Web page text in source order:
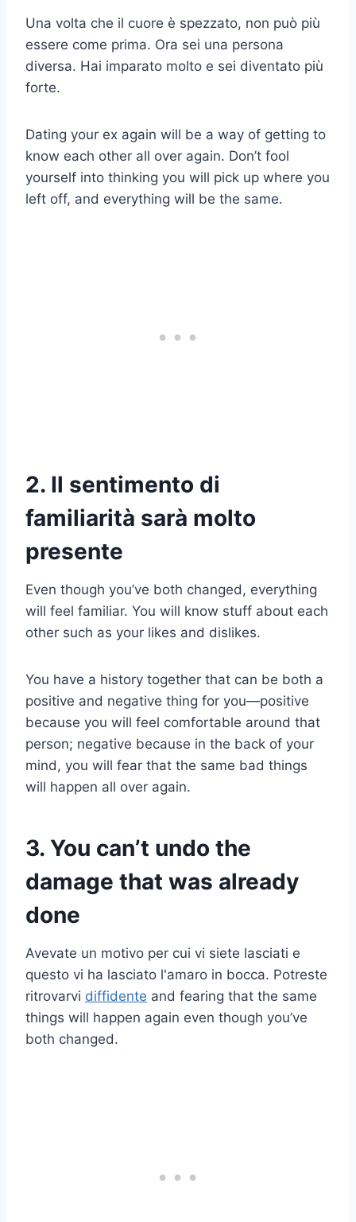
Una volta che il cuore è spezzato, non può più
essere come prima. Ora sei una persona
diversa. Hai imparato molto e sei diventato più
forte.
Dating your ex again will be a way of getting to
know each other all over again. Don’t fool
yourself into thinking you will pick up where you
left off, and everything will be the same.
2. Il sentimento di
familiarità sarà molto
presente
Even though you’ve both changed, everything
will feel familiar. You will know stuff about each
other such as your likes and dislikes.
You have a history together that can be both a
positive and negative thing for you—positive
because you will feel comfortable around that
person; negative because in the back of your
mind, you will fear that the same bad things
will happen all over again.
3. You can’t undo the
damage that was already
done
Avevate un motivo per cui vi siete lasciati e
questo vi ha lasciato l'amaro in bocca. Potreste
ritrovarvi diffidente and fearing that the same
things will happen again even though you’ve
both changed.